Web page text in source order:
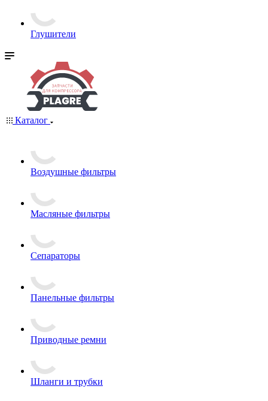
Глушители
Каталог
Воздушные фильтры
Масляные фильтры
Сепараторы
Панельные фильтры
Приводные ремни
Шланги и трубки